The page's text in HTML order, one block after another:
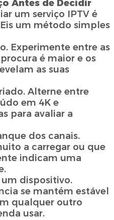
Antes de Decidir
um serviço IPTV é
um método simples
Experimente entre as
é maior e os
as suas
Alterne entre
em 4K e
para avaliar a
dos canais.
a carregar ou que
indicam uma
um dispositivo.
se mantém estável
qualquer outro
usar.